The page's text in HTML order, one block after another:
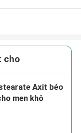
cho
Axit béo
men khô